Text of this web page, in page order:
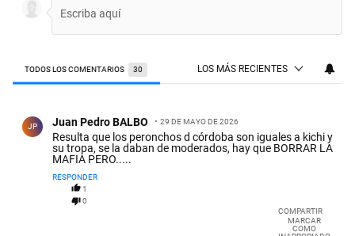
TODOS LOS COMENTARIOS 30 LOS MÁS RECIENTES
JP Juan Pedro BALBO 29 DE MAYO DE 2026
Resulta que los peronchos d córdoba son iguales a kichi y
su tropa, se la daban de moderados, hay que BORRAR LA
MAFIA PERO.....
RESPONDER
1
0
COMPARTIR
MARCAR
COMO